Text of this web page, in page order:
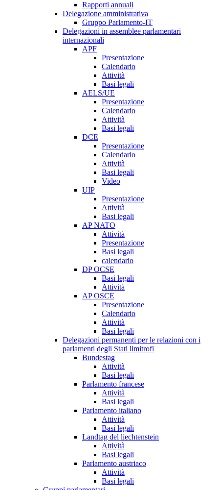
Rapporti annuali
Delegazione amministrativa
Gruppo Parlamento-IT
Delegazioni in assemblee parlamentari
internazionali
APF
Presentazione
Calendario
Attività
Basi legali
AELS/UE
Presentazione
Calendario
Attività
Basi legali
DCE
Presentazione
Calendario
Attività
Basi legali
Video
UIP
Presentazione
Attività
Basi legali
AP NATO
Attività
Presentazione
Basi legali
calendario
DP OCSE
Basi legali
Attività
AP OSCE
Presentazione
Calendario
Attività
Basi legali
Delegazioni permanenti per le relazioni con i
parlamenti degli Stati limitrofi
Bundestag
Attività
Basi legali
Parlamento francese
Attività
Basi legali
Parlamento italiano
Attività
Basi legali
Landtag del liechtenstein
Attività
Basi legali
Parlamento austriaco
Attività
Basi legali